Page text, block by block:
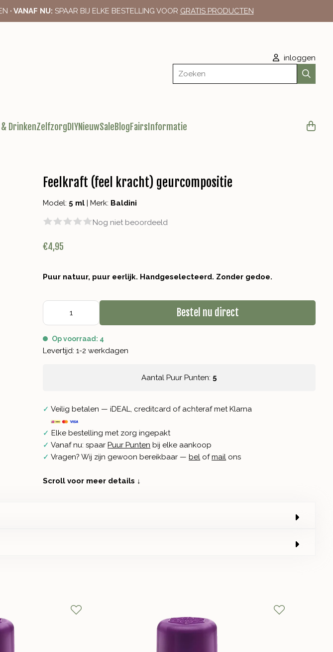
· VANAF NU: SPAAR BIJ ELKE BESTELLING VOOR GRATIS PRODUCTEN
inloggen
Zoeken
DrinkenZelfzorgDIYNieuwSaleBlogFairs Informatie
Feelkraft (feel kracht) geurcompositie
Model: 5 ml Merk: Baldini
Nog niet beoordeeld
€4,95
Puur natuur, puur eerlijk. Handgeselecteerd. Zonder gedoe.
Bestel nu direct
Op voorraad: 4
Levertijd: 1-2 werkdagen
Aantal Puur Punten: 5
✓ Veilig betalen — iDEAL, creditcard of achteraf met Klarna
✓ Elke bestelling met zorg ingepakt
✓ Vanaf nu: spaar Puur Punten bij elke aankoop
✓ Vragen? Wij zijn gewoon bereikbaar — bel ofmail ons
Scroll voor meer details ↓